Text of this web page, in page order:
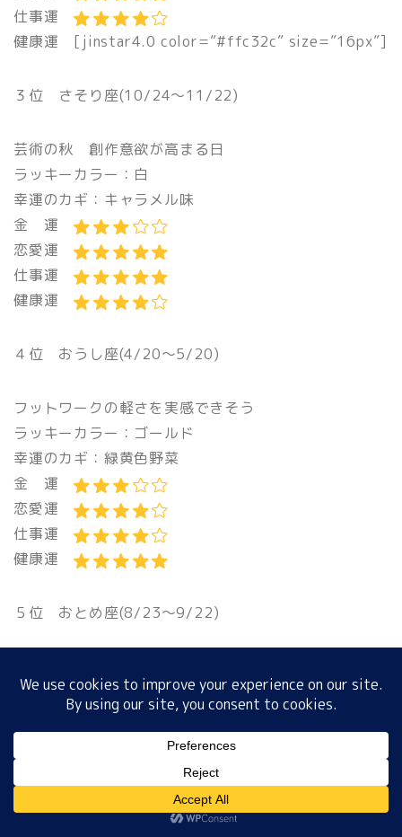
仕事運
健康運 [jinstar4.0 color=”#ffc32c” size=”16px”]
３位 さそり座(10/24〜11/22)
芸術の秋 創作意欲が高まる日
ラッキーカラー：白
幸運のカギ：キャラメル味
金 運
恋愛運
仕事運
健康運
４位 おうし座(4/20〜5/20)
フットワークの軽さを実感できそう
ラッキーカラー：ゴールド
幸運のカギ：緑黄色野菜
金 運
恋愛運
仕事運
健康運
５位 おとめ座(8/23〜9/22)
ラッキーカラー：グレー
幸運のカギ：公園
恋愛運
仕事運
健康運
プロフィール サイトマップ